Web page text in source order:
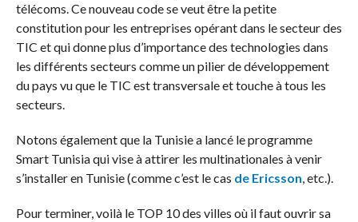
télécoms. Ce nouveau code se veut être la petite
constitution pour les entreprises opérant dans le secteur des
TIC et qui donne plus d’importance des technologies dans
les différents secteurs comme un pilier de développement
du pays vu que le TIC est transversale et touche à tous les
secteurs.
Notons également que la Tunisie a lancé le programme
Smart Tunisia qui vise à attirer les multinationales à venir
s’installer en Tunisie (comme c’est le cas de Ericsson, etc.).
Pour terminer, voilà le TOP 10 des villes où il faut ouvrir sa